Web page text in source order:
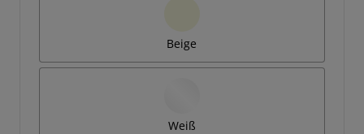
Beige
Weiß